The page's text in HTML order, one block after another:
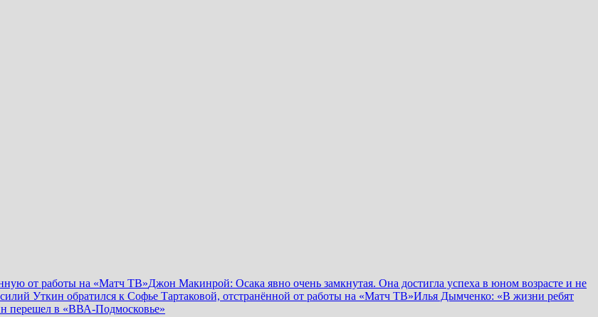
от работы на «Матч ТВ»Джон Макинрой: Осака явно очень замкнутая. Она достигла успеха в юном возрасте и не
Уткин обратился к Софье Тартаковой, отстранённой от работы на «Матч ТВ»Илья Дымченко: «В жизни ребят
перешел в «ВВА-Подмосковье»